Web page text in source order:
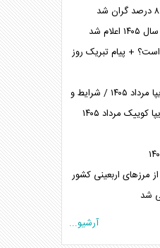
شد
چه روزی است؟ + پیام تبریک روز
جدیدترین پیش فروش سایپا مرداد ۱۴۰۵ / شرایط و
زمان ثبت نام پیش فروش سایپا کوییک مرداد ۱۴۰۵
شد
آرشیو...